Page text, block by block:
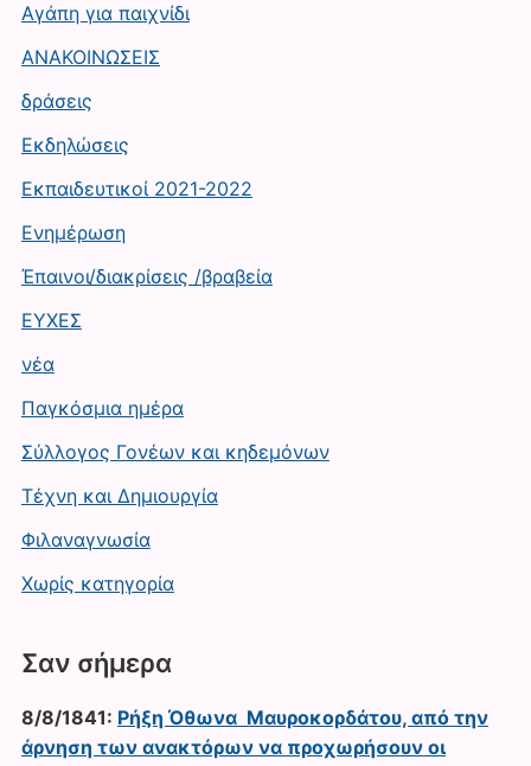
Αγάπη για παιχνίδι
ΑΝΑΚΟΙΝΩΣΕΙΣ
δράσεις
Εκδηλώσεις
Εκπαιδευτικοί 2021-2022
Ενημέρωση
Έπαινοι/διακρίσεις /βραβεία
ΕΥΧΕΣ
νέα
Παγκόσμια ημέρα
Σύλλογος Γονέων και κηδεμόνων
Τέχνη και Δημιουργία
Φιλαναγνωσία
Χωρίς κατηγορία
Σαν σήμερα
8/8/1841: Ρήξη Όθωνα  Μαυροκορδάτου, από την
άρνηση των ανακτόρων να προχωρήσουν οι